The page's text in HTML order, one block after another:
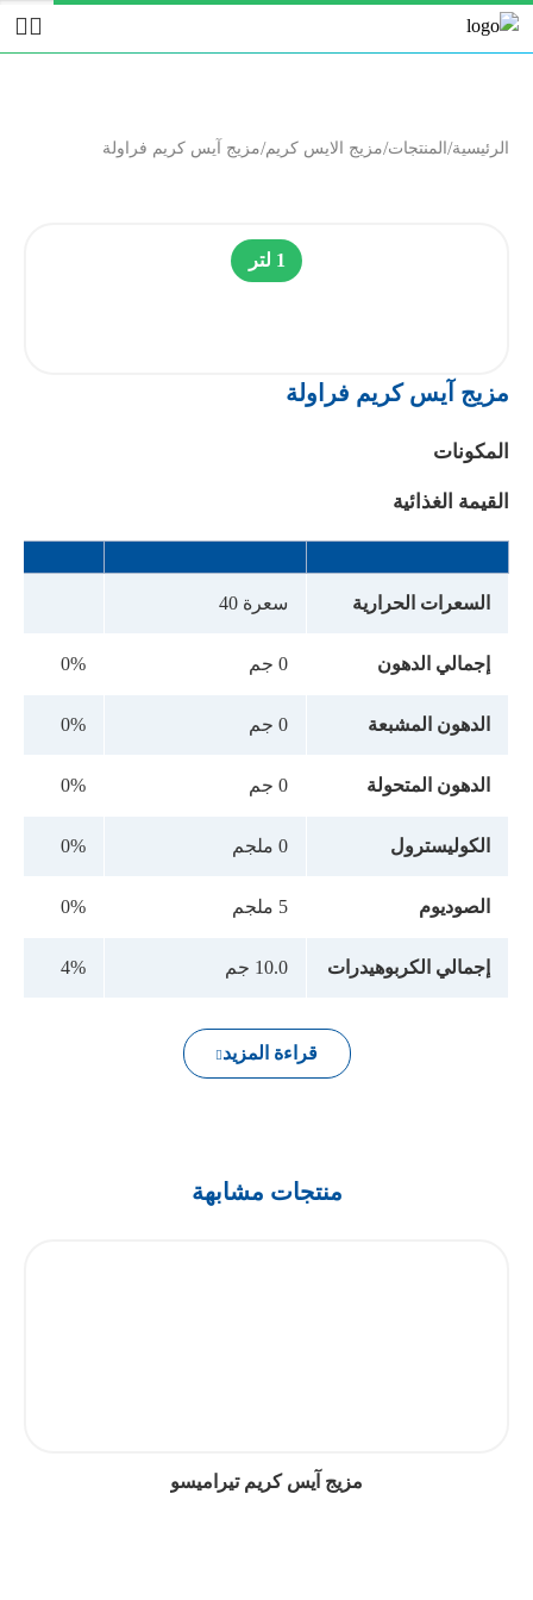
الرئيسية/ المنتجات/مزيج الايس كريم/مزيج آيس كريم فراولة
1 لتر
مزيج آيس كريم فراولة
المكونات
القيمة الغذائية
السعرات الحرارية سعرة 40
إجمالي الدهون 0 جم 0%
الدهون المشبعة 0 جم 0%
الدهون المتحولة 0 جم 0%
الكوليسترول 0 ملجم 0%
الصوديوم 5 ملجم 0%
إجمالي الكربوهيدرات 10.0 جم 4%
قراءة المزيد
منتجات مشابهة
مزيج آيس كريم تيراميسو